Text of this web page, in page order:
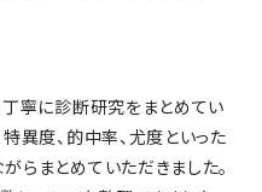
寧に診断研究をまとめてい
異度、的中率、尤度といった
らまとめていただきました。